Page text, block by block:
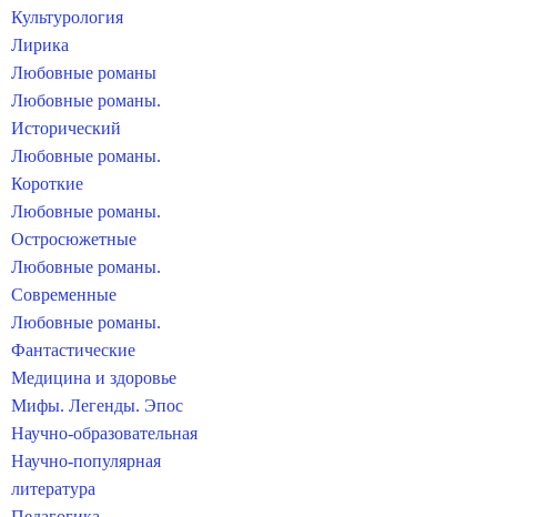
Культурология
Лирика
Любовные романы
Любовные романы.
Исторический
Любовные романы.
Короткие
Любовные романы.
Остросюжетные
Любовные романы.
Современные
Любовные романы.
Фантастические
Медицина и здоровье
Мифы. Легенды. Эпос
Научно-образовательная
Научно-популярная
литература